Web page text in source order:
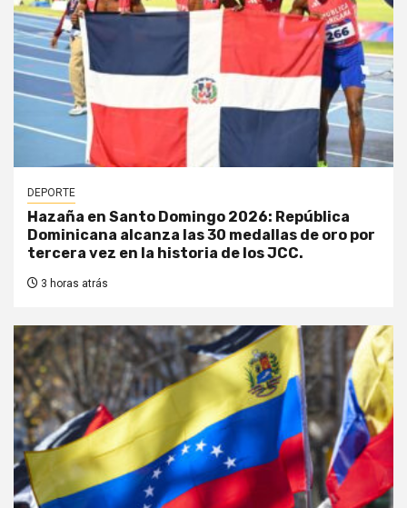
DEPORTE
Hazaña en Santo Domingo 2026: República
Dominicana alcanza las 30 medallas de oro por
tercera vez en la historia de los JCC.
3 horas atrás